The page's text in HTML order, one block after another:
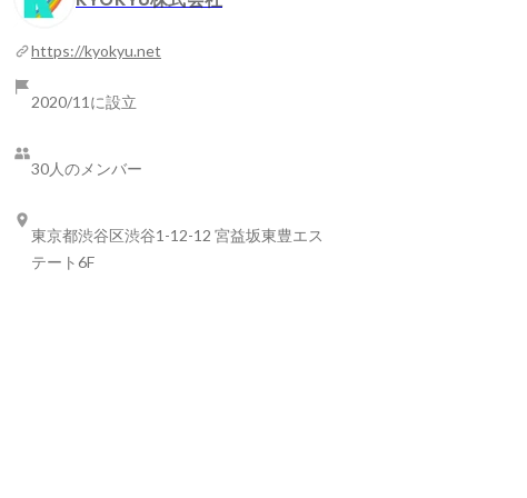
https://kyokyu.net
2020/11に設立
30人のメンバー
東京都渋谷区渋谷1-12-12 宮益坂東豊エス
テート6F